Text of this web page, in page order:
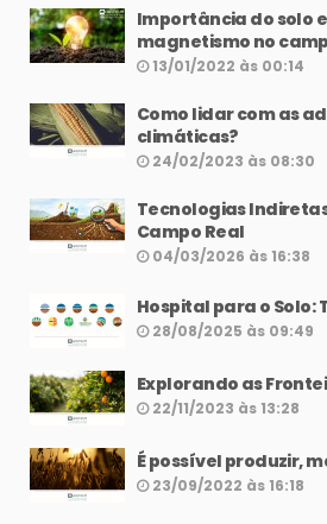
Importância do solo
magnetismo no
13/01/2022 às 00:14
Como lidar com as
climáticas?
24/02/2023 às 08:30
Tecnologias
Campo Real
04/03/2026 às 16:38
Hospital para o Solo:
28/08/2025 às 09:49
Explorando as
22/11/2023 às 13:28
É possível produzir,
23/09/2022 às 16:18